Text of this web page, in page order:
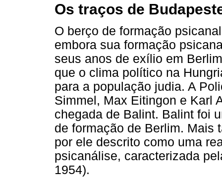
Os traços de
O berço de formação
embora sua formação
seus anos de exílio em
que o clima político na
para a população judia. A
Simmel, Max Eitingon e Karl
chegada de Balint. Balint foi
de formação de Berlim. Mais
por ele descrito como uma
psicanálise, caracterizada
1954).